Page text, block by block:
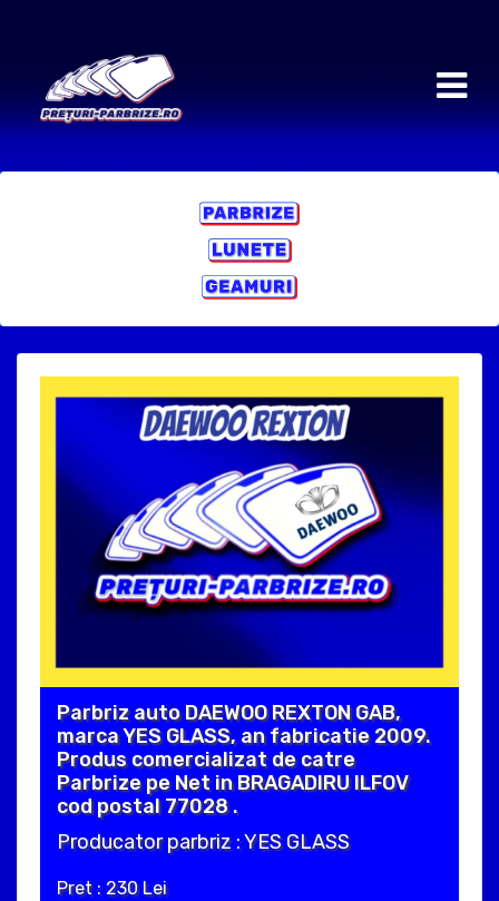
Parbriz auto DAEWOO REXTON GAB,
marca YES GLASS, an fabricatie 2009.
Produs comercializat de catre
Parbrize pe Net in BRAGADIRU ILFOV
cod postal 77028 .
Producator parbriz : YES GLASS
Pret : 230 Lei